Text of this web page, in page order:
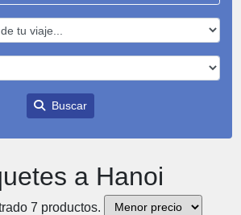
Buscar
a Hanoi
7 productos.